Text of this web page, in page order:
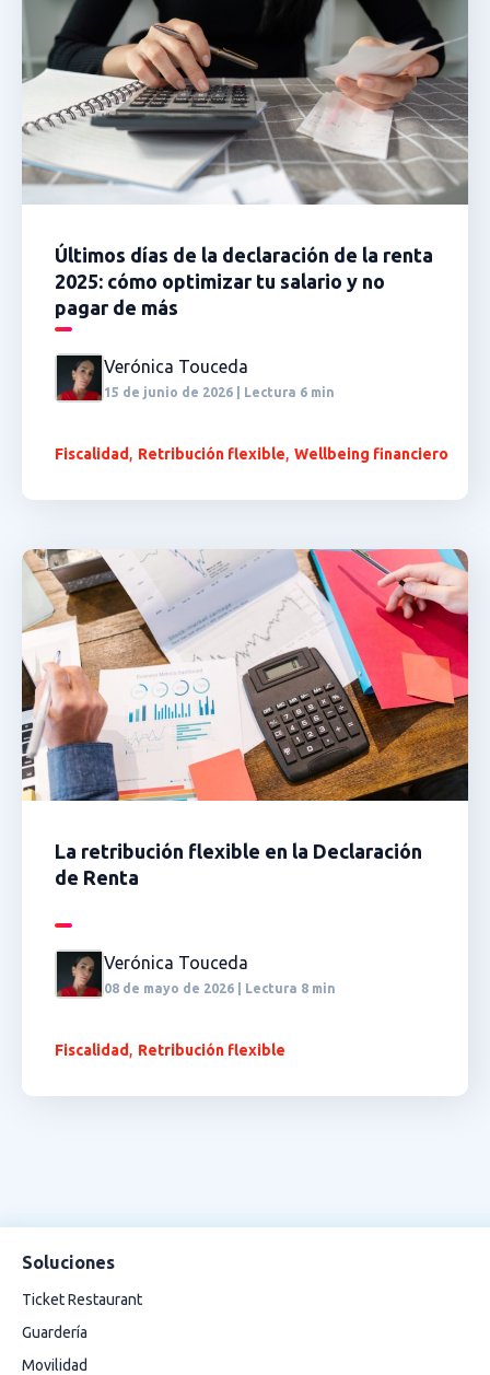
Últimos días de la declaración de la renta
2025: cómo optimizar tu salario y no
pagar de más
Verónica Touceda
15 de junio de 2026 | Lectura 6 min
Fiscalidad , Retribución flexible, Wellbeing financiero
La retribución flexible en la Declaración
de Renta
Verónica Touceda
08 de mayo de 2026 | Lectura 8 min
Fiscalidad , Retribución flexible
Soluciones
Ticket Restaurant
Guardería
Movilidad